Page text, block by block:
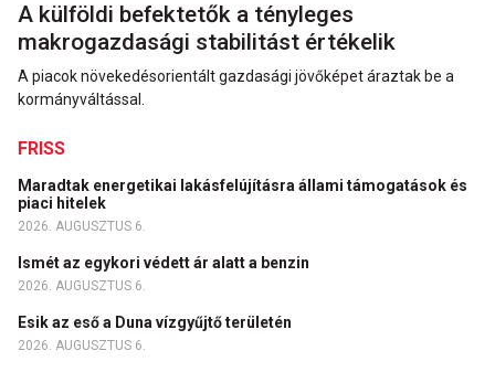
A külföldi befektetők a tényleges
makrogazdasági stabilitást értékelik
A piacok növekedésorientált gazdasági jövőképet áraztak be a
kormányváltással.
FRISS
Maradtak energetikai lakásfelújításra állami támogatások és
piaci hitelek
2026. AUGUSZTUS 6.
Ismét az egykori védett ár alatt a benzin
2026. AUGUSZTUS 6.
Esik az eső a Duna vízgyűjtő területén
2026. AUGUSZTUS 6.